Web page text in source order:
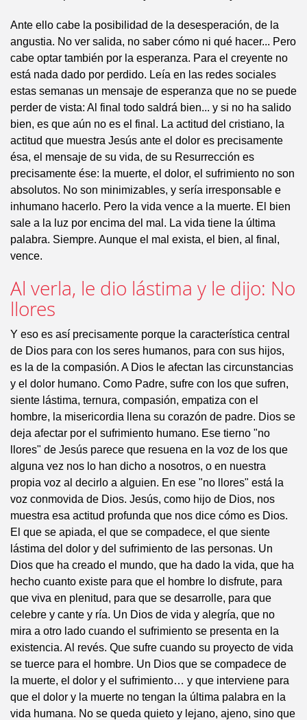
Ante ello cabe la posibilidad de la desesperación, de la
angustia. No ver salida, no saber cómo ni qué hacer... Pero
cabe optar también por la esperanza. Para el creyente no
está nada dado por perdido. Leía en las redes sociales
estas semanas un mensaje de esperanza que no se puede
perder de vista: Al final todo saldrá bien... y si no ha salido
bien, es que aún no es el final. La actitud del cristiano, la
actitud que muestra Jesús ante el dolor es precisamente
ésa, el mensaje de su vida, de su Resurrección es
precisamente ése: la muerte, el dolor, el sufrimiento no son
absolutos. No son minimizables, y sería irresponsable e
inhumano hacerlo. Pero la vida vence a la muerte. El bien
sale a la luz por encima del mal. La vida tiene la última
palabra. Siempre. Aunque el mal exista, el bien, al final,
vence.
Al verla, le dio lástima y le dijo: No
llores
Y eso es así precisamente porque la característica central
de Dios para con los seres humanos, para con sus hijos,
es la de la compasión. A Dios le afectan las circunstancias
y el dolor humano. Como Padre, sufre con los que sufren,
siente lástima, ternura, compasión, empatiza con el
hombre, la misericordia llena su corazón de padre. Dios se
deja afectar por el sufrimiento humano. Ese tierno "no
llores" de Jesús parece que resuena en la voz de los que
alguna vez nos lo han dicho a nosotros, o en nuestra
propia voz al decirlo a alguien. En ese "no llores" está la
voz conmovida de Dios. Jesús, como hijo de Dios, nos
muestra esa actitud profunda que nos dice cómo es Dios.
El que se apiada, el que se compadece, el que siente
lástima del dolor y del sufrimiento de las personas. Un
Dios que ha creado el mundo, que ha dado la vida, que ha
hecho cuanto existe para que el hombre lo disfrute, para
que viva en plenitud, para que se desarrolle, para que
celebre y cante y ría. Un Dios de vida y alegría, que no
mira a otro lado cuando el sufrimiento se presenta en la
existencia. Al revés. Que sufre cuando su proyecto de vida
se tuerce para el hombre. Un Dios que se compadece de
la muerte, el dolor y el sufrimiento… y que interviene para
que el dolor y la muerte no tengan la última palabra en la
vida humana. No se queda quieto y lejano, ajeno, sino que